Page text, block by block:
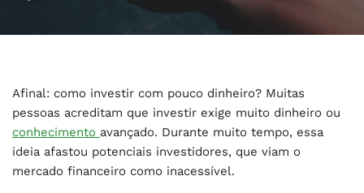
Afinal: como investir com pouco dinheiro? Muitas
pessoas acreditam que investir exige muito dinheiro ou
conhecimento avançado. Durante muito tempo, essa
ideia afastou potenciais investidores, que viam o
mercado financeiro como inacessível.